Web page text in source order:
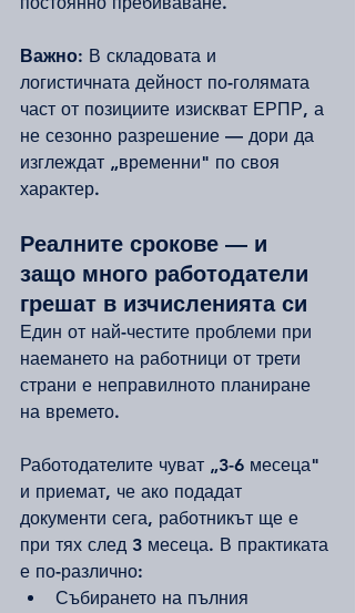
Важно: В складовата и
логистичната дейност по-голямата
част от позициите изискват ЕРПР, а
не сезонно разрешение — дори да
изглеждат „временни" по своя
характер.
Реалните срокове — и
защо много работодатели
грешат в изчисленията си
Един от най-честите проблеми при
наемането на работници от трети
страни е неправилното планиране
на времето.
Работодателите чуват „3-6 месеца"
и приемат, че ако подадат
документи сега, работникът ще е
при тях след 3 месеца. В практиката
е по-различно:
Събирането на пълния